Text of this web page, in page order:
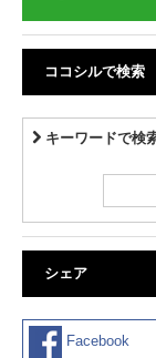
ココシルで検索
キーワードで検
シェア
Facebook